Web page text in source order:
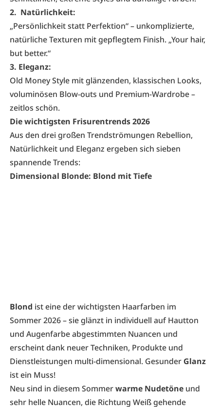
2. Natürlichkeit:
„Persönlichkeit statt Perfektion“ – unkomplizierte,
natürliche Texturen mit gepflegtem Finish. „Your hair,
but better.“
3. Eleganz:
Old Money Style mit glänzenden, klassischen Looks,
voluminösen Blow-outs und Premium-Wardrobe –
zeitlos schön.
Die wichtigsten Frisurentrends 2026
Aus den drei großen Trendströmungen Rebellion,
Natürlichkeit und Eleganz ergeben sich sieben
spannende Trends:
Dimensional Blonde: Blond mit Tiefe
Blond ist eine der wichtigsten Haarfarben im
Sommer 2026 – sie glänzt in individuell auf Hautton
und Augenfarbe abgestimmten Nuancen und
erscheint dank neuer Techniken, Produkte und
Dienstleistungen multi-dimensional. Gesunder Glanz
ist ein Muss!
Neu sind in diesem Sommerwarme Nudetöne und
sehr helle Nuancen, die Richtung Weiß gehende